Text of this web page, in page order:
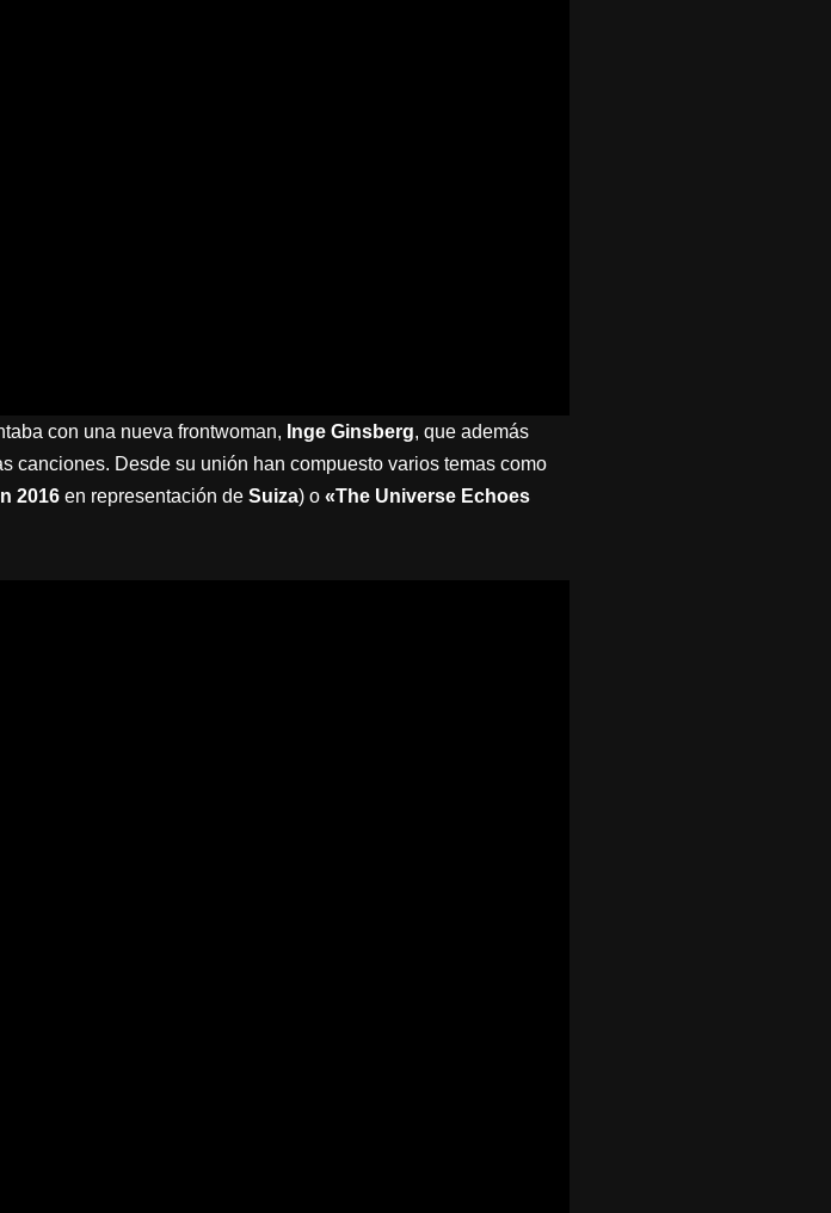
con una nueva frontwoman, Inge Ginsberg, que además
canciones. Desde su unión han compuesto varios temas como
2016 en representación de Suiza) o «The Universe Echoes